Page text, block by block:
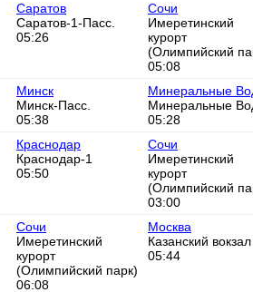
Саратов
Саратов-1-Пасс.
05:26
Сочи
Имеретинский
курорт
(Олимпийский
05:08
Минск
Минск-Пасс.
05:38
Минеральные
Минеральные
05:28
Краснодар
Краснодар-1
05:50
Сочи
Имеретинский
курорт
(Олимпийский
03:00
Сочи
Имеретинский
курорт
(Олимпийский парк)
06:08
Москва
Казанский вокзал
05:44